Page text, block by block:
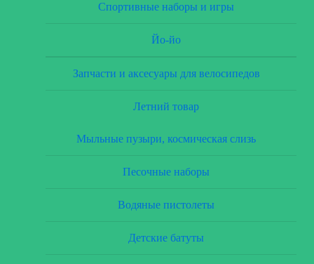
Спортивные наборы и игры
Йо-йо
Запчасти и аксесуары для велосипедов
Летний товар
Мыльные пузыри, космическая слизь
Песочные наборы
Водяные пистолеты
Детские батуты